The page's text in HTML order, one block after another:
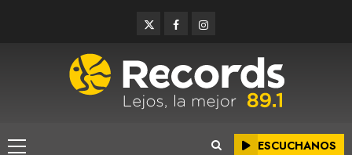
TwitterFacebookInstagram
Menú
ESCUCHANOS